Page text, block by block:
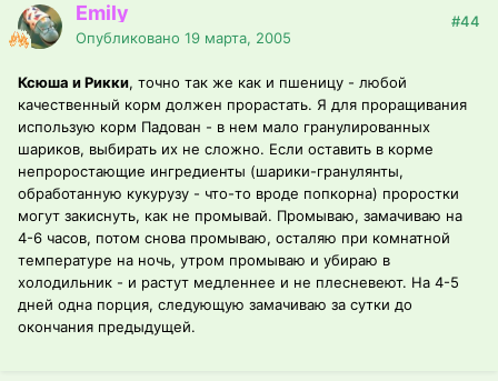
Emily
Опубликовано 19 марта, 2005
#44
Ксюша и Рикки, точно так же как и пшеницу - любой
качественный корм должен прорастать. Я для проращивания
использую корм Падован - в нем мало гранулированных
шариков, выбирать их не сложно. Если оставить в корме
непроростающие ингредиенты (шарики-гранулянты,
обработанную кукурузу - что-то вроде попкорна) проростки
могут закиснуть, как не промывай. Промываю, замачиваю на
4-6 часов, потом снова промываю, осталяю при комнатной
температуре на ночь, утром промываю и убираю в
холодильник - и растут медленнее и не плесневеют. На 4-5
дней одна порция, следующую замачиваю за сутки до
окончания предыдущей.